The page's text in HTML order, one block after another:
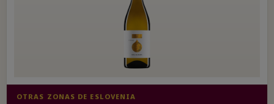
OTRAS ZONAS DE ESLOVENIA